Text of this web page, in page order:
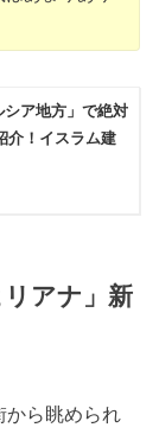
ア地方」で絶対
介！イスラム建
アナ」新
ら眺められ